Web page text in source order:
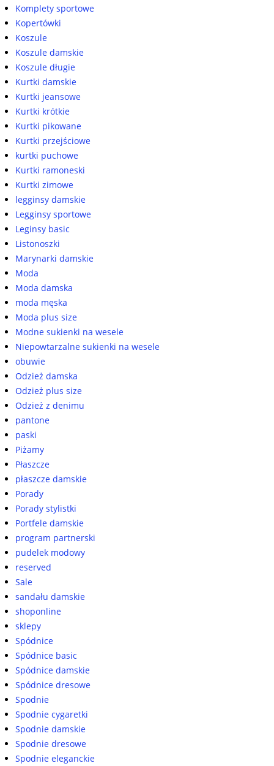
Komplety sportowe
Kopertówki
Koszule
Koszule damskie
Koszule długie
Kurtki damskie
Kurtki jeansowe
Kurtki krótkie
Kurtki pikowane
Kurtki przejściowe
kurtki puchowe
Kurtki ramoneski
Kurtki zimowe
legginsy damskie
Legginsy sportowe
Leginsy basic
Listonoszki
Marynarki damskie
Moda
Moda damska
moda męska
Moda plus size
Modne sukienki na wesele
Niepowtarzalne sukienki na wesele
obuwie
Odzież damska
Odzież plus size
Odzież z denimu
pantone
paski
Piżamy
Płaszcze
płaszcze damskie
Porady
Porady stylistki
Portfele damskie
program partnerski
pudelek modowy
reserved
Sale
sandału damskie
shoponline
sklepy
Spódnice
Spódnice basic
Spódnice damskie
Spódnice dresowe
Spodnie
Spodnie cygaretki
Spodnie damskie
Spodnie dresowe
Spodnie eleganckie